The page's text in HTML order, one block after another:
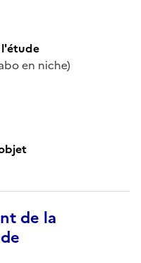
en niche)
de la